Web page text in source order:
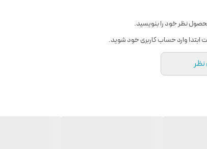
صنوبر . چوب سدر
نظر خود را بنویسید.
ابتدا وارد حساب کاربری خود شوید.
نظر